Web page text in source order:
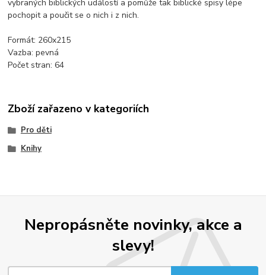
vybraných biblických událostí a pomůže tak biblické spisy lépe
pochopit a poučit se o nich i z nich.
Formát: 260x215
Vazba:pevná
Počet stran:64
Zboží zařazeno v kategoriích
Pro děti
Knihy
Nepropásněte novinky, akce a
slevy!